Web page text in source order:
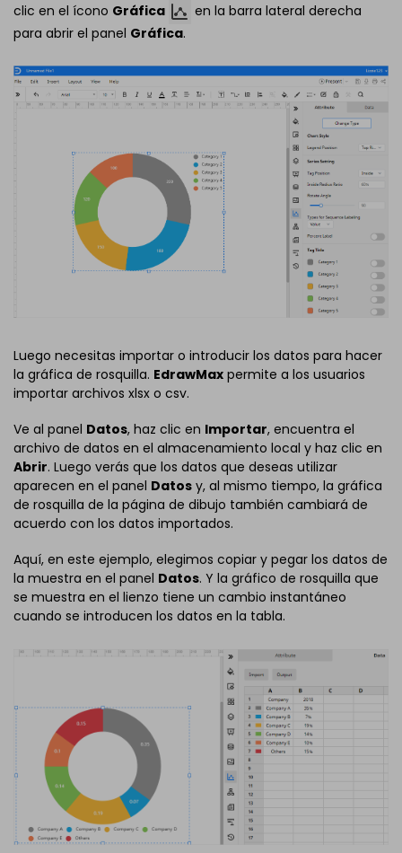
clic en el ícono Gráfica
en la barra lateral derecha
para abrir el panel Gráfica.
Luego necesitas importar o introducir los datos para hacer
la gráfica de rosquilla. EdrawMax permite a los usuarios
importar archivos xlsx o csv.
Ve al panel Datos, haz clic en Importar, encuentra el
archivo de datos en el almacenamiento local y haz clic en
Abrir. Luego verás que los datos que deseas utilizar
aparecen en el panel Datos y, al mismo tiempo, la gráfica
de rosquilla de la página de dibujo también cambiará de
acuerdo con los datos importados.
Aquí, en este ejemplo, elegimos copiar y pegar los datos de
la muestra en el panel Datos. Y la gráfico de rosquilla que
se muestra en el lienzo tiene un cambio instantáneo
cuando se introducen los datos en la tabla.